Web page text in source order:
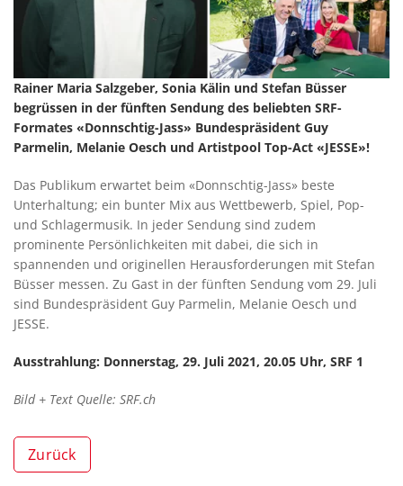
Rainer Maria Salzgeber, Sonia Kälin und Stefan Büsser
begrüssen in der fünften Sendung des beliebten SRF-
Formates «Donnschtig-Jass» Bundespräsident Guy
Parmelin, Melanie Oesch und Artistpool Top-Act «JESSE»!
Das Publikum erwartet beim «Donnschtig-Jass» beste
Unterhaltung; ein bunter Mix aus Wettbewerb, Spiel, Pop-
und Schlagermusik. In jeder Sendung sind zudem
prominente Persönlichkeiten mit dabei, die sich in
spannenden und originellen Herausforderungen mit Stefan
Büsser messen. Zu Gast in der fünften Sendung vom 29. Juli
sind Bundespräsident Guy Parmelin, Melanie Oesch und
JESSE.
Ausstrahlung: Donnerstag, 29. Juli 2021, 20.05 Uhr, SRF 1
Bild + Text Quelle: SRF.ch
Zurück